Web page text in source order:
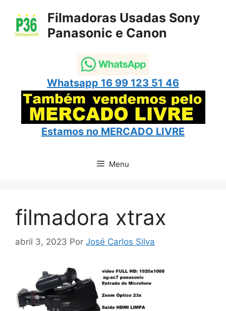
para
Filmadoras Usadas Sony
Panasonic e Canon
Whatsapp 16 99 123 51 46
Estamos no MERCADO LIVRE
Menu
filmadora xtrax
abril 3, 2023 Por José Carlos Silva